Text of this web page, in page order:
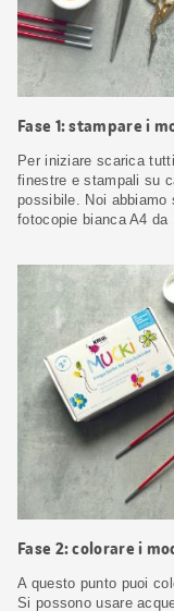
Fase 1: stampare i
Per iniziare scarica
finestre e stampali su
possibile. Noi
fotocopie bianca A4 da
Fase 2: colorare i
A questo punto puoi
Si possono usare